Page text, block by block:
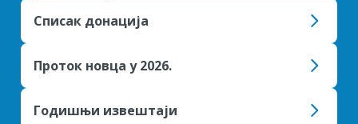
Списак донација
Проток новца у 2026.
Годишњи извештаји